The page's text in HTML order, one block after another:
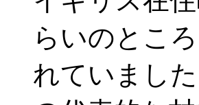
らいのとこ
れていまし